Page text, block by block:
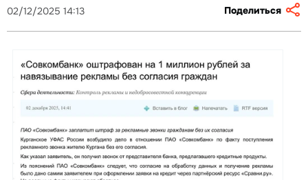
02/12/2025 14:13 Поделиться